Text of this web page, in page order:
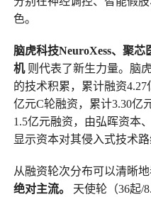
色。
脑虎科技NeuroXess、聚
机则代表了新生力量。脑
的技术积累，累计融资
亿元C轮融资，累计3.30亿
1.5亿元融资，由弘晖资本
显示资本对其侵入式技术路
从融资轮次分布可以清晰地
绝对主流。
天使轮（36起/